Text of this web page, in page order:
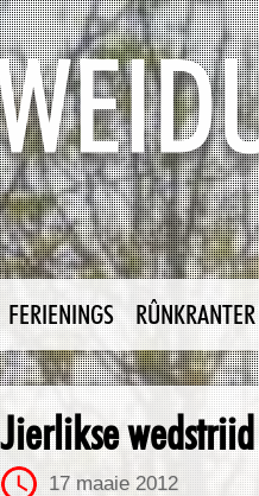
FERIENINGS RÛNKRANTER
Jierlikse
17 maaie 2012